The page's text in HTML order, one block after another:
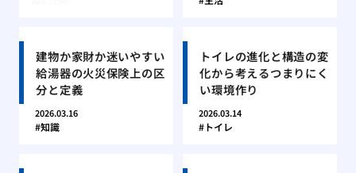
建物か家財か迷いやすい
給湯器の火災保険上の区
分と定義
2026.03.16
知識
トイレの進化と構造の変
化から考えるつまりにく
い環境作り
2026.03.14
トイレ